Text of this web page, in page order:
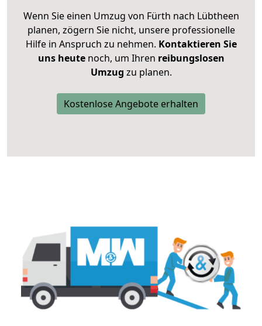
Wenn Sie einen Umzug von Fürth nach Lübtheen
planen, zögern Sie nicht, unsere professionelle
Hilfe in Anspruch zu nehmen. Kontaktieren Sie
uns heutenoch, um Ihren reibungslosen
Umzug zu planen.
Kostenlose Angebote erhalten